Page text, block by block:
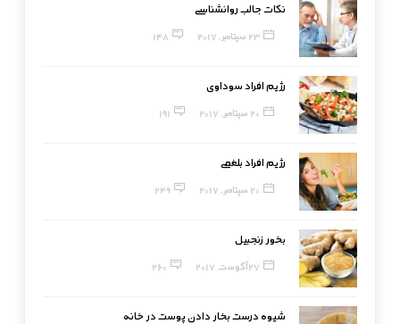
نکات جالب روانشناسی
23 سپتامبر, 2017 148
رژیم افراد سوداوی
20 سپتامبر, 2017 191
رژیم افراد بلغمی
20 سپتامبر, 2017 249
بخور زنجبیل
27 آگوست, 2017 260
شیوه درست بخار دادن پوست در خانه